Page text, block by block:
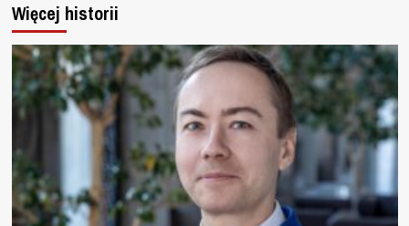
Więcej historii